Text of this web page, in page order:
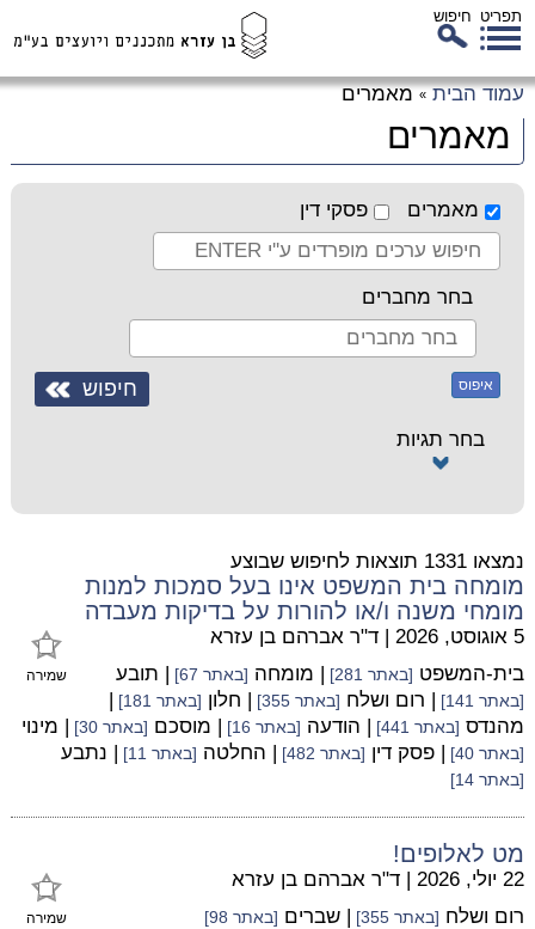
תפריט חיפוש
עמוד הבית » מאמרים
מאמרים
מאמרים פסקי דין
בחר מחברים
איפוס
בחר תגיות
נמצאו 1331 תוצאות לחיפוש שבוצע
מומחה בית המשפט אינו בעל סמכות למנות
מומחי משנה ו/או להורות על בדיקות מעבדה
שמירה
5 אוגוסט, 2026 | ד"ר אברהם בן עזרא
בית-המשפט [באתר 281] | מומחה [באתר 67] | תובע
[באתר 141] | רום ושלח [באתר 355] | חלון [באתר 181]
|
מהנדס [באתר 441] | הודעה [באתר 16] | מוסכם [באתר 30] | מינוי
[באתר 40] | פסק דין [באתר 482] | החלטה [באתר 11] | נתבע
[באתר 14]
מט לאלופים!
שמירה
22 יולי, 2026 | ד"ר אברהם בן עזרא
רום ושלח [באתר 355] | שברים [באתר 98]